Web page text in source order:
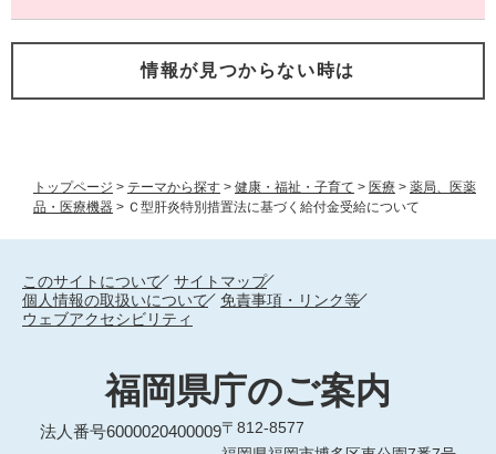
トップページ > テーマから探す > 健康・福祉・子育て > 医療 > 薬局、医薬
品・医療機器 > Ｃ型肝炎特別措置法に基づく給付金受給について
情報が見つからない時は
このサイトについて
サイトマップ
個人情報の取扱いについて
免責事項・リンク等
ウェブアクセシビリティ
福岡県庁のご案内
法人番号6000020400009〒812-8577